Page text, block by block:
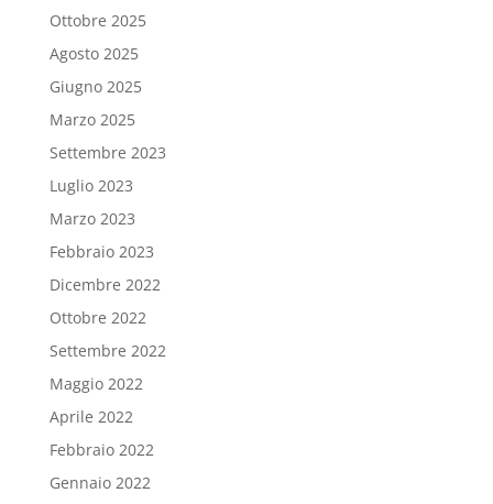
Ottobre 2025
Agosto 2025
Giugno 2025
Marzo 2025
Settembre 2023
Luglio 2023
Marzo 2023
Febbraio 2023
Dicembre 2022
Ottobre 2022
Settembre 2022
Maggio 2022
Aprile 2022
Febbraio 2022
Gennaio 2022